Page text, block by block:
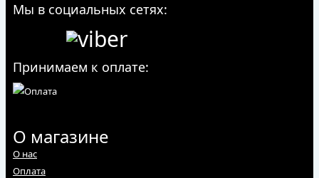
Мы в социальных сетях:
Принимаем к оплате:
О магазине
О нас
Оплата